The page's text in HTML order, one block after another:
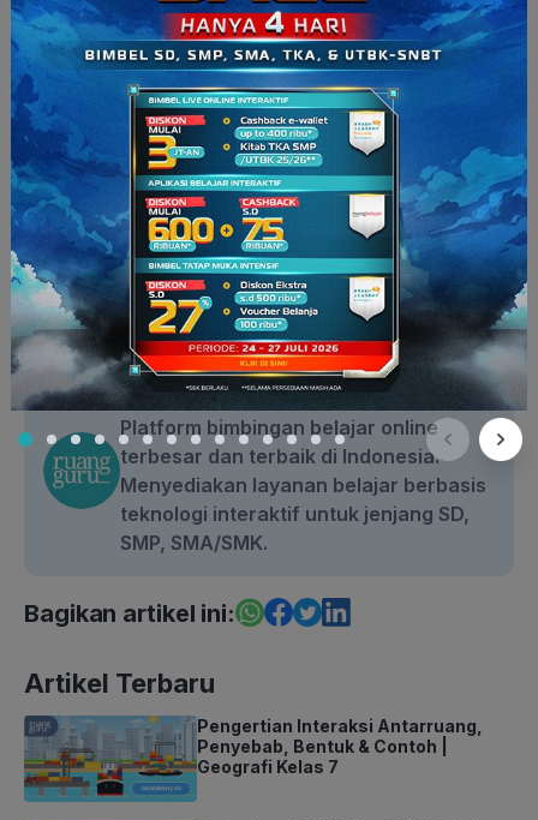
Info Ruangguru Seputar Ruangguru
Ruangguru
Platform bimbingan belajar online
terbesar dan terbaik di Indonesia.
Menyediakan layanan belajar berbasis
teknologi interaktif untuk jenjang SD,
SMP, SMA/SMK.
Bagikan artikel ini:
Artikel Terbaru
Pengertian Interaksi Antarruang,
Penyebab, Bentuk & Contoh |
Geografi Kelas 7